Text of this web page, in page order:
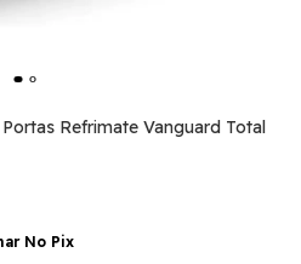
Refrimate Vanguard Total
No Pix